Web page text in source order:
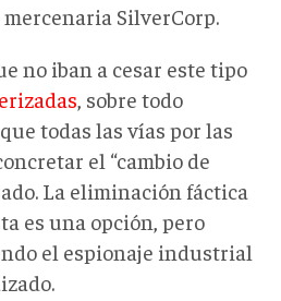
SilverCorp.
no iban a cesar este tipo
, sobre todo
todas las vías por las
el “cambio de
La eliminación fáctica
es una opción, pero
el espionaje industrial